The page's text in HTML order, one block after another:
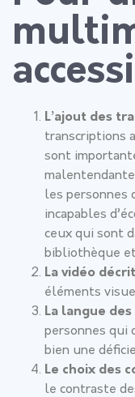
L’ajout des
transcriptions
sont
les personnes
incapables
ceux qui sont
bibliothèque et
La vidéo
éléments
La langue des
personnes qui
bien une
Le choix des
le contraste